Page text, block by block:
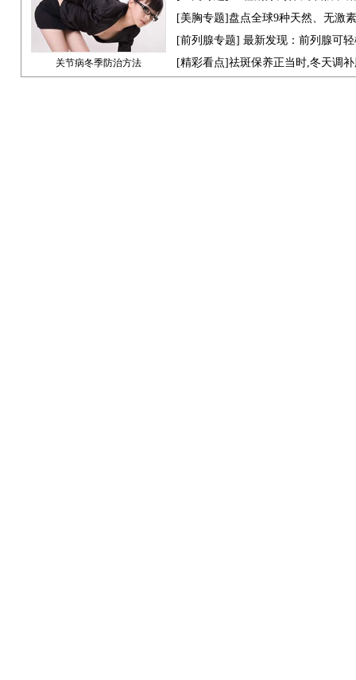
关节病冬季防治方法
[美胸专题]盘点全球9种天然、无激
[前列腺专题] 最新发现：前列腺可
[精彩看点]祛斑保养正当时,冬天调